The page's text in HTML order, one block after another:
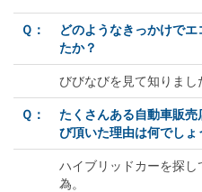
Ｑ：
どのようなきっかけで
たか？
びびなびを見て知りまし
Ｑ：
たくさんある自動車販
び頂いた理由は何でしょ
ハイブリッドカーを探
為。